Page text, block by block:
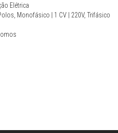
Elétrica
Monofásico | 1 CV | 220V, Trifásico